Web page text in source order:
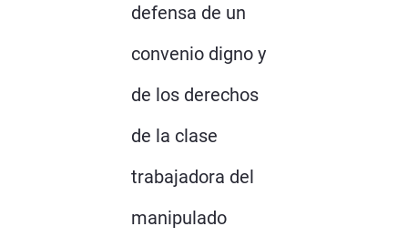
defensa de un
convenio digno y
de los derechos
de la clase
trabajadora del
manipulado